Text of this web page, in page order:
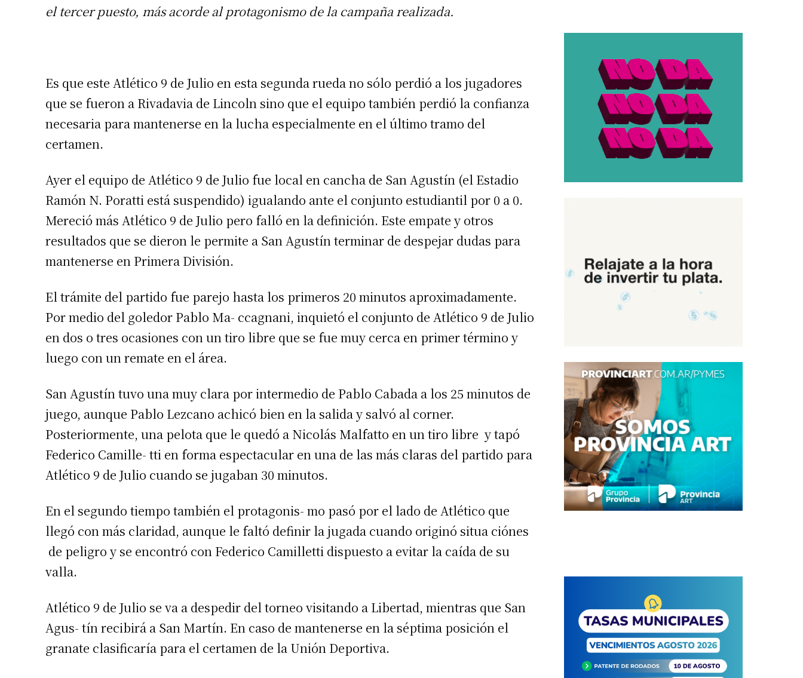
Suscribirme gratis
Nombre
el tercer puesto, más acorde al protagonismo de la campaña realizada.
Es que este Atlético 9 de Julio en esta segunda rueda no sólo perdió a los jugadores
que se fueron a Rivadavia de Lincoln sino que el equipo también perdió la confianza
necesaria para mantenerse en la lucha especialmente en el último tramo del
certamen.
Ayer el equipo de Atlético 9 de Julio fue local en cancha de San Agustín (el Estadio
Ramón N. Poratti está suspendido) igualando ante el conjunto estudiantil por 0 a 0.
Mereció más Atlético 9 de Julio pero falló en la definición. Este empate y otros
resultados que se dieron le permite a San Agustín terminar de despejar dudas para
mantenerse en Primera División.
El trámite del partido fue parejo hasta los primeros 20 minutos aproximadamente.
Por medio del goledor Pablo Ma- ccagnani, inquietó el conjunto de Atlético 9 de Julio
en dos o tres ocasiones con un tiro libre que se fue muy cerca en primer término y
luego con un remate en el área.
San Agustín tuvo una muy clara por intermedio de Pablo Cabada a los 25 minutos de
juego, aunque Pablo Lezcano achicó bien en la salida y salvó al corner.
Posteriormente, una pelota que le quedó a Nicolás Malfatto en un tiro libre y tapó
Federico Camille- tti en forma espectacular en una de las más claras del partido para
Atlético 9 de Julio cuando se jugaban 30 minutos.
En el segundo tiempo también el protagonis- mo pasó por el lado de Atlético que
llegó con más claridad, aunque le faltó definir la jugada cuando originó situa ciónes
de peligro y se encontró con Federico Camilletti dispuesto a evitar la caída de su
valla.
Atlético 9 de Julio se va a despedir del torneo visitando a Libertad, mientras que San
Agus- tín recibirá a San Martín. En caso de mantenerse en la séptima posición el
granate clasificaría para el certamen de la Unión Deportiva.